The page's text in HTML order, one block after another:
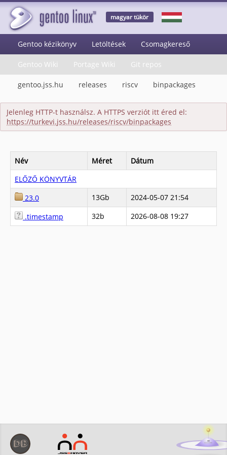
magyar tükör
Gentoo kézikönyv Letöltések Csomagkereső
Gentoo Wiki Portage Wiki Git repos
gentoo.jss.hu releases riscv binpackages
Jelenleg HTTP-t használsz. A HTTPS verziót itt éred el:
https://turkevi.jss.hu/releases/riscv/binpackages
Név Méret
Dátum
ELŐZŐ KÖNYVTÁR
23.0
13Gb
2024-05-07 21:54
.timestamp
32b 2026-08-08 19:27